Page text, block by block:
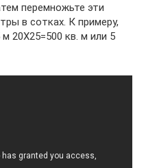
перемножьте эти
в сотках. К примеру,
20Х25=500 кв. м или 5